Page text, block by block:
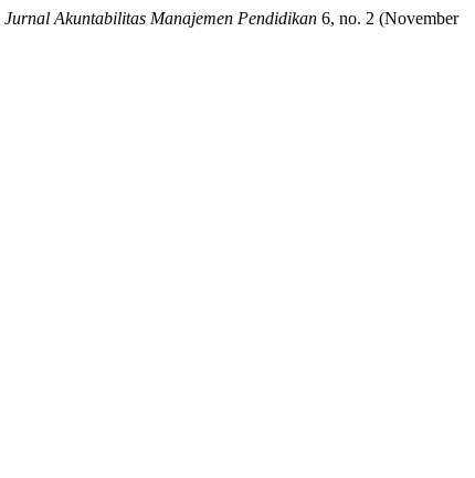
Jurnal Akuntabilitas Manajemen Pendidikan 6, no. 2 (November